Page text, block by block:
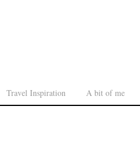
Travel Inspiration A bit of me